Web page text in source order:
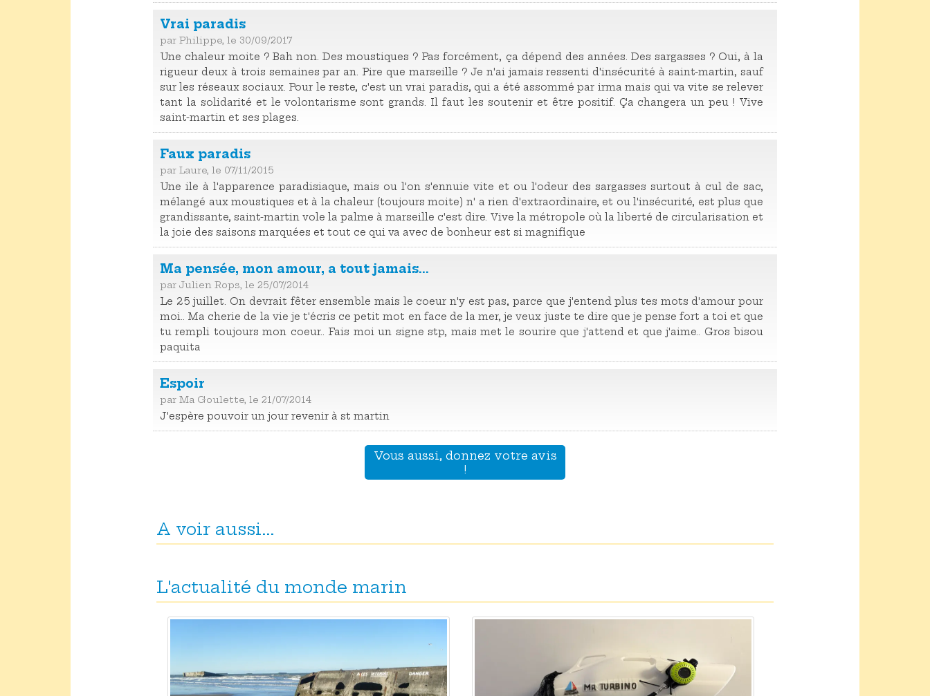
Vrai paradis
par Philippe, le 30/09/2017
Une chaleur moite ? Bah non. Des moustiques ? Pas forcément, ça dépend des années. Des sargasses ? Oui, à la
rigueur deux à trois semaines par an. Pire que marseille ? Je n'ai jamais ressenti d'insécurité à saint-martin, sauf
sur les réseaux sociaux. Pour le reste, c'est un vrai paradis, qui a été assommé par irma mais qui va vite se relever
tant la solidarité et le volontarisme sont grands. Il faut les soutenir et être positif. Ça changera un peu ! Vive
saint-martin et ses plages.
Faux paradis
par Laure, le 07/11/2015
Une ile à l'apparence paradisiaque, mais ou l'on s'ennuie vite et ou l'odeur des sargasses surtout à cul de sac,
mélangé aux moustiques et à la chaleur (toujours moite) n' a rien d'extraordinaire, et ou l'insécurité, est plus que
grandissante, saint-martin vole la palme à marseille c'est dire. Vive la métropole où la liberté de circularisation et
la joie des saisons marquées et tout ce qui va avec de bonheur est si magnifique
Ma pensée, mon amour, a tout jamais...
par Julien Rops, le 25/07/2014
Le 25 juillet. On devrait fêter ensemble mais le coeur n'y est pas, parce que j'entend plus tes mots d'amour pour
moi.. Ma cherie de la vie je t'écris ce petit mot en face de la mer, je veux juste te dire que je pense fort a toi et que
tu rempli toujours mon coeur.. Fais moi un signe stp, mais met le sourire que j'attend et que j'aime.. Gros bisou
paquita
Espoir
par Ma Goulette, le 21/07/2014
J'espère pouvoir un jour revenir à st martin
Vous aussi, donnez votre avis
!
A voir aussi...
L'actualité du monde marin